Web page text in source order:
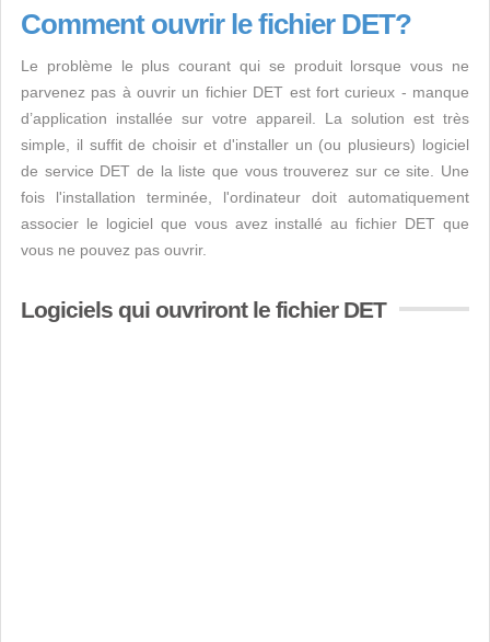
Comment ouvrir le fichier DET?
Le problème le plus courant qui se produit lorsque vous ne
parvenez pas à ouvrir un fichier DET est fort curieux - manque
d’application installée sur votre appareil. La solution est très
simple, il suffit de choisir et d'installer un (ou plusieurs) logiciel
de service DET de la liste que vous trouverez sur ce site. Une
fois l'installation terminée, l'ordinateur doit automatiquement
associer le logiciel que vous avez installé au fichier DET que
vous ne pouvez pas ouvrir.
Logiciels qui ouvriront le fichier DET